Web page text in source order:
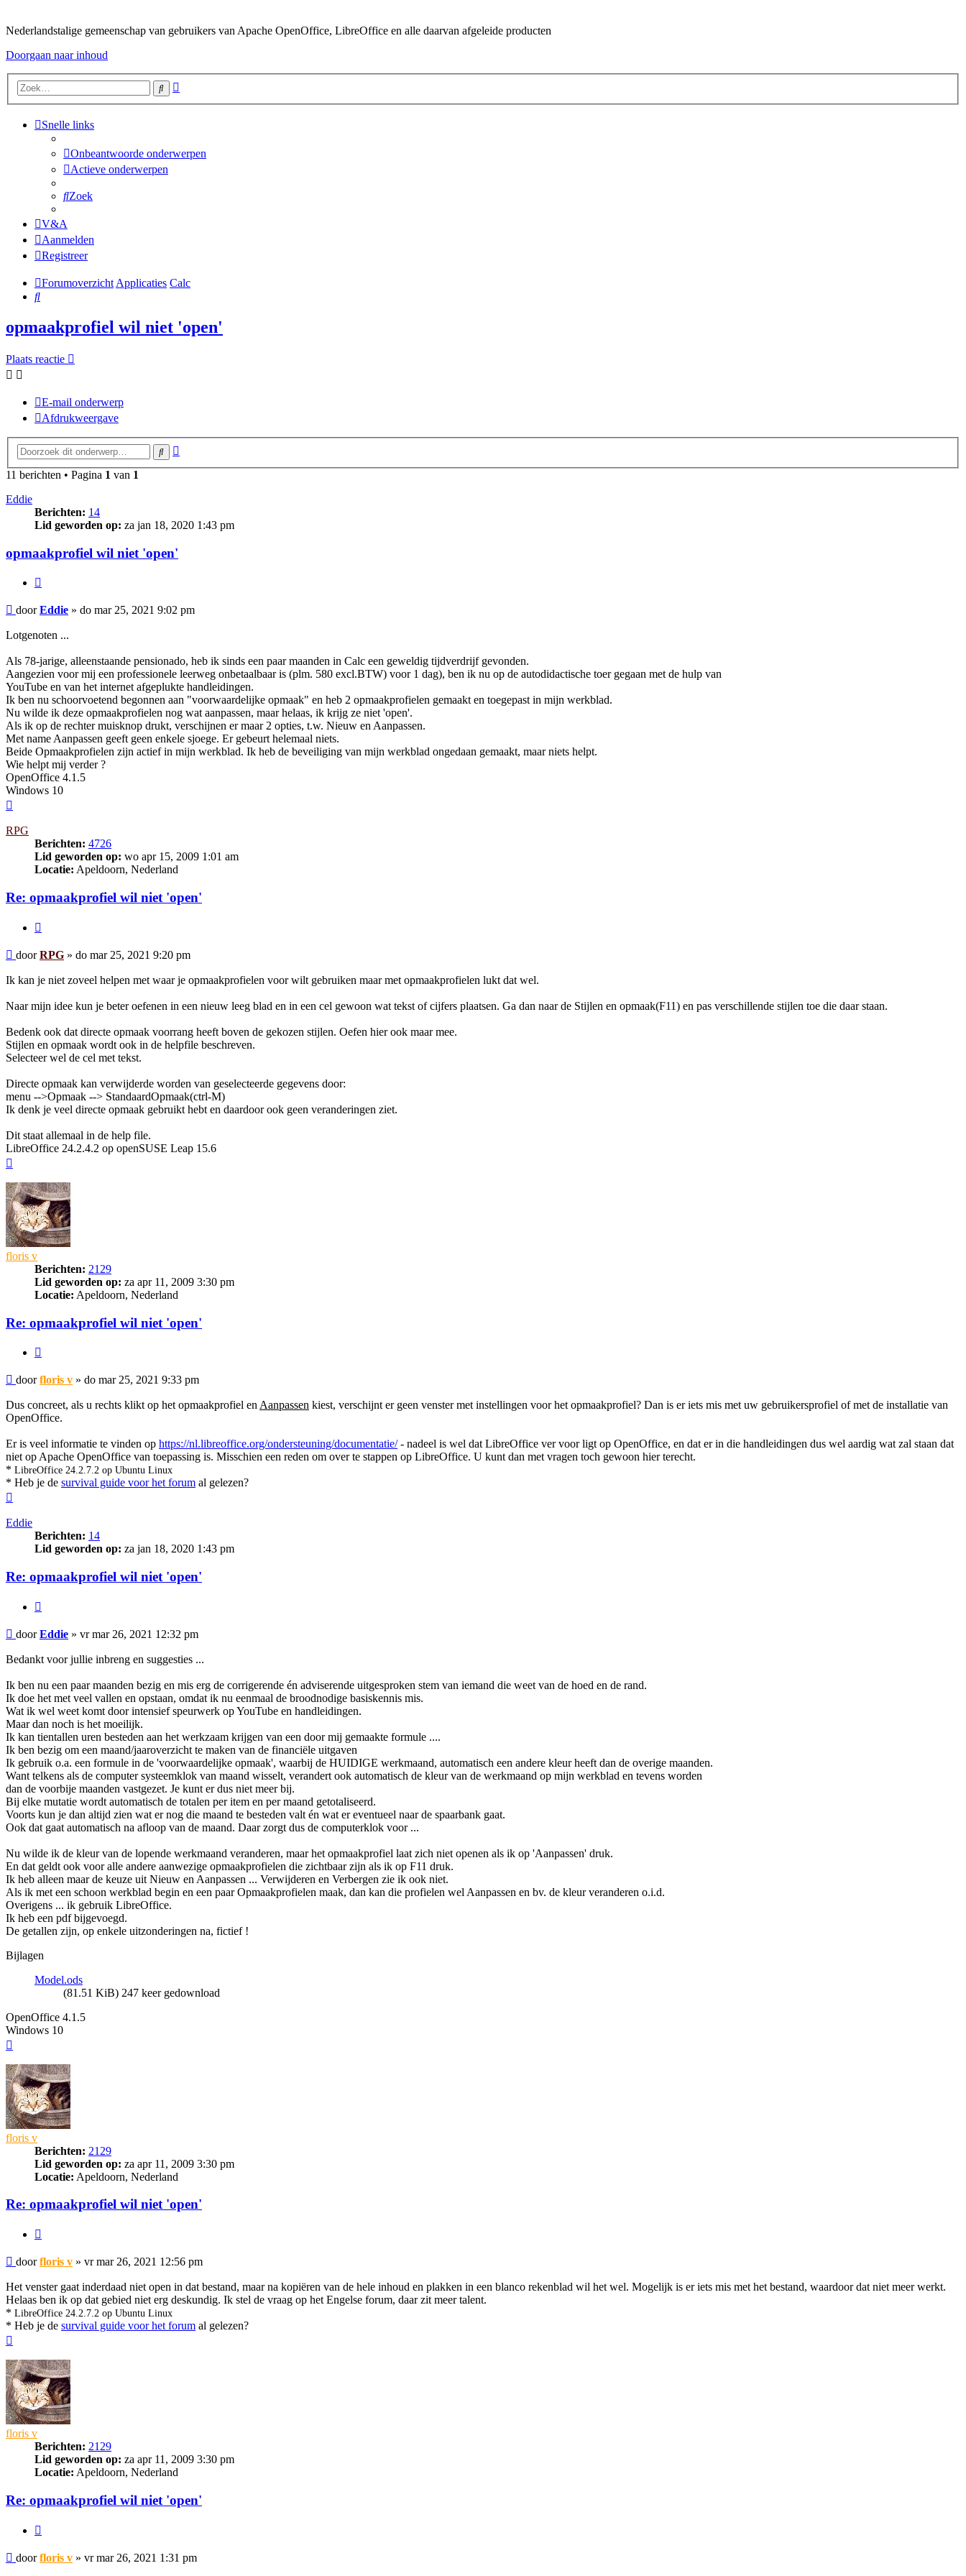
Nederlandstalige gemeenschap van gebruikers van Apache OpenOffice, LibreOffice en alle daarvan afgeleide producten
Doorgaan naar inhoud
Zoek
Snelle links
Onbeantwoorde onderwerpen
Actieve onderwerpen
Zoek
V&A
Aanmelden
Registreer
Forumoverzicht Applicaties Calc
Zoek
opmaakprofiel wil niet 'open'
Plaats reactie
E-mail onderwerp
Afdrukweergave
Zoek
11 berichten • Pagina 1 van 1
Eddie
Berichten: 14
Lid geworden op: za jan 18, 2020 1:43 pm
opmaakprofiel wil niet 'open'
Bericht
doorEddie » do mar 25, 2021 9:02 pm
Lotgenoten ...
Als 78-jarige, alleenstaande pensionado, heb ik sinds een paar maanden in Calc een geweldig tijdverdrijf gevonden.
Aangezien voor mij een professionele leerweg onbetaalbaar is (plm. 580 excl.BTW) voor 1 dag), ben ik nu op de autodidactische toer gegaan met de hulp van
YouTube en van het internet afgeplukte handleidingen.
Ik ben nu schoorvoetend begonnen aan "voorwaardelijke opmaak" en heb 2 opmaakprofielen gemaakt en toegepast in mijn werkblad.
Nu wilde ik deze opmaakprofielen nog wat aanpassen, maar helaas, ik krijg ze niet 'open'.
Als ik op de rechter muisknop drukt, verschijnen er maar 2 opties, t.w. Nieuw en Aanpassen.
Met name Aanpassen geeft geen enkele sjoege. Er gebeurt helemaal niets.
Beide Opmaakprofielen zijn actief in mijn werkblad. Ik heb de beveiliging van mijn werkblad ongedaan gemaakt, maar niets helpt.
Wie helpt mij verder ?
OpenOffice 4.1.5
Windows 10
RPG
Berichten: 4726
Lid geworden op: wo apr 15, 2009 1:01 am
Locatie: Apeldoorn, Nederland
Re: opmaakprofiel wil niet 'open'
Bericht
doorRPG » do mar 25, 2021 9:20 pm
Ik kan je niet zoveel helpen met waar je opmaakprofielen voor wilt gebruiken maar met opmaakprofielen lukt dat wel.
Naar mijn idee kun je beter oefenen in een nieuw leeg blad en in een cel gewoon wat tekst of cijfers plaatsen. Ga dan naar de Stijlen en opmaak(F11) en pas verschillende stijlen toe die daar staan.
Bedenk ook dat directe opmaak voorrang heeft boven de gekozen stijlen. Oefen hier ook maar mee.
Stijlen en opmaak wordt ook in de helpfile beschreven.
Selecteer wel de cel met tekst.
Directe opmaak kan verwijderde worden van geselecteerde gegevens door:
menu -->Opmaak --> StandaardOpmaak(ctrl-M)
Ik denk je veel directe opmaak gebruikt hebt en daardoor ook geen veranderingen ziet.
Dit staat allemaal in de help file.
LibreOffice 24.2.4.2 op openSUSE Leap 15.6
floris v
Berichten: 2129
Lid geworden op: za apr 11, 2009 3:30 pm
Locatie: Apeldoorn, Nederland
Re: opmaakprofiel wil niet 'open'
Bericht
doorfloris v » do mar 25, 2021 9:33 pm
Dus concreet, als u rechts klikt op het opmaakprofiel en Aanpassen kiest, verschijnt er geen venster met instellingen voor het opmaakprofiel? Dan is er iets mis met uw gebruikersprofiel of met de installatie van
OpenOffice.
Er is veel informatie te vinden op https://nl.libreoffice.org/ondersteuning/documentatie/- nadeel is wel dat LibreOffice ver voor ligt op OpenOffice, en dat er in die handleidingen dus wel aardig wat zal staan dat
niet op Apache OpenOffice van toepassing is. Misschien een reden om over te stappen op LibreOffice. U kunt dan met vragen toch gewoon hier terecht.
* LibreOffice 24.2.7.2 op Ubuntu Linux
* Heb je de survival guide voor het forum al gelezen?
Eddie
Berichten: 14
Lid geworden op: za jan 18, 2020 1:43 pm
Re: opmaakprofiel wil niet 'open'
Bericht
doorEddie » vr mar 26, 2021 12:32 pm
Bedankt voor jullie inbreng en suggesties ...
Ik ben nu een paar maanden bezig en mis erg de corrigerende én adviserende uitgesproken stem van iemand die weet van de hoed en de rand.
Ik doe het met veel vallen en opstaan, omdat ik nu eenmaal de broodnodige basiskennis mis.
Wat ik wel weet komt door intensief speurwerk op YouTube en handleidingen.
Maar dan noch is het moeilijk.
Ik kan tientallen uren besteden aan het werkzaam krijgen van een door mij gemaakte formule ....
Ik ben bezig om een maand/jaaroverzicht te maken van de financiële uitgaven
Ik gebruik o.a. een formule in de 'voorwaardelijke opmaak', waarbij de HUIDIGE werkmaand, automatisch een andere kleur heeft dan de overige maanden.
Want telkens als de computer systeemklok van maand wisselt, verandert ook automatisch de kleur van de werkmaand op mijn werkblad en tevens worden
dan de voorbije maanden vastgezet. Je kunt er dus niet meer bij.
Bij elke mutatie wordt automatisch de totalen per item en per maand getotaliseerd.
Voorts kun je dan altijd zien wat er nog die maand te besteden valt én wat er eventueel naar de spaarbank gaat.
Ook dat gaat automatisch na afloop van de maand. Daar zorgt dus de computerklok voor ...
Nu wilde ik de kleur van de lopende werkmaand veranderen, maar het opmaakprofiel laat zich niet openen als ik op 'Aanpassen' druk.
En dat geldt ook voor alle andere aanwezige opmaakprofielen die zichtbaar zijn als ik op F11 druk.
Ik heb alleen maar de keuze uit Nieuw en Aanpassen ... Verwijderen en Verbergen zie ik ook niet.
Als ik met een schoon werkblad begin en een paar Opmaakprofielen maak, dan kan die profielen wel Aanpassen en bv. de kleur veranderen o.i.d.
Overigens ... ik gebruik LibreOffice.
Ik heb een pdf bijgevoegd.
De getallen zijn, op enkele uitzonderingen na, fictief !
Bijlagen
Model.ods
(81.51 KiB) 247 keer gedownload
OpenOffice 4.1.5
Windows 10
floris v
Berichten: 2129
Lid geworden op: za apr 11, 2009 3:30 pm
Locatie: Apeldoorn, Nederland
Re: opmaakprofiel wil niet 'open'
Bericht
doorfloris v » vr mar 26, 2021 12:56 pm
Het venster gaat inderdaad niet open in dat bestand, maar na kopiëren van de hele inhoud en plakken in een blanco rekenblad wil het wel. Mogelijk is er iets mis met het bestand, waardoor dat niet meer werkt.
Helaas ben ik op dat gebied niet erg deskundig. Ik stel de vraag op het Engelse forum, daar zit meer talent.
* LibreOffice 24.2.7.2 op Ubuntu Linux
* Heb je de survival guide voor het forum al gelezen?
floris v
Berichten: 2129
Lid geworden op: za apr 11, 2009 3:30 pm
Locatie: Apeldoorn, Nederland
Re: opmaakprofiel wil niet 'open'
Bericht
doorfloris v » vr mar 26, 2021 1:31 pm